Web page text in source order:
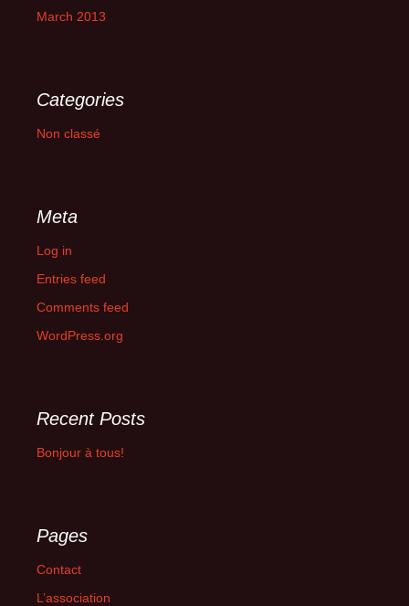
March 2013
Categories
Non classé
Meta
Log in
Entries feed
Comments feed
WordPress.org
Recent Posts
Bonjour à tous!
Pages
Contact
L’association